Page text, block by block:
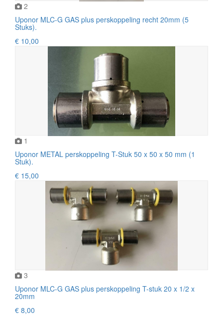
2
Uponor MLC-G GAS plus perskoppeling recht 20mm (5
Stuks).
€ 10,00
1
Uponor METAL perskoppeling T-Stuk 50 x 50 x 50 mm (1
Stuk).
€ 15,00
3
Uponor MLC-G GAS plus perskoppeling T-stuk 20 x 1/2 x
20mm
€ 8,00